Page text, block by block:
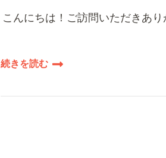
こんにちは！ご訪問いただきあ
続きを読む